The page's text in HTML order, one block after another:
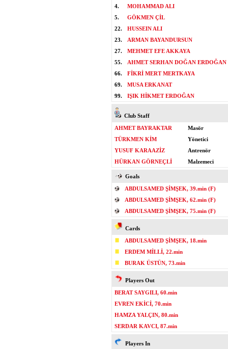
4.
MOHAMMAD ALI
5.
GÖKMEN ÇİL
22.
HUSSEIN ALI
23.
ARMAN BAYANDURSUN
27.
MEHMET EFE AKKAYA
55.
AHMET SERHAN DOĞAN ERDOĞAN
66.
FİKRİ MERT MERTKAYA
69.
MUSA ERKANAT
99.
IŞIK HİKMET ERDOĞAN
Club Staff
AHMET BAYRAKTAR
Masör
TÜRKMEN KİM
Yönetici
YUSUF KARAAZİZ
Antrenör
HÜRKAN GÖRNEÇLİ
Malzemeci
Goals
ABDULSAMED ŞİMŞEK, 39.min (F)
ABDULSAMED ŞİMŞEK, 62.min (F)
ABDULSAMED ŞİMŞEK, 75.min (F)
Cards
ABDULSAMED ŞİMŞEK, 18.min
ERDEM MİLLİ, 22.min
BURAK ÜSTÜN, 73.min
Players Out
BERAT SAYGILI, 60.min
EVREN EKİCİ, 70.min
HAMZA YALÇIN, 80.min
SERDAR KAVCI, 87.min
Players In